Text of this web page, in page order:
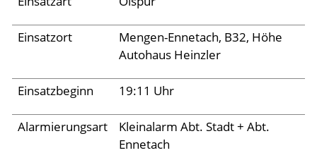
Archiv 2025
Archiv 2023
Archiv 2022
Einsatzort
Mengen-Ennetach, B32, Höhe
Autohaus Heinzler
Einsatzbeginn 19:11 Uhr
Alarmierungsart
Kleinalarm Abt. Stadt + Abt.
Ennetach